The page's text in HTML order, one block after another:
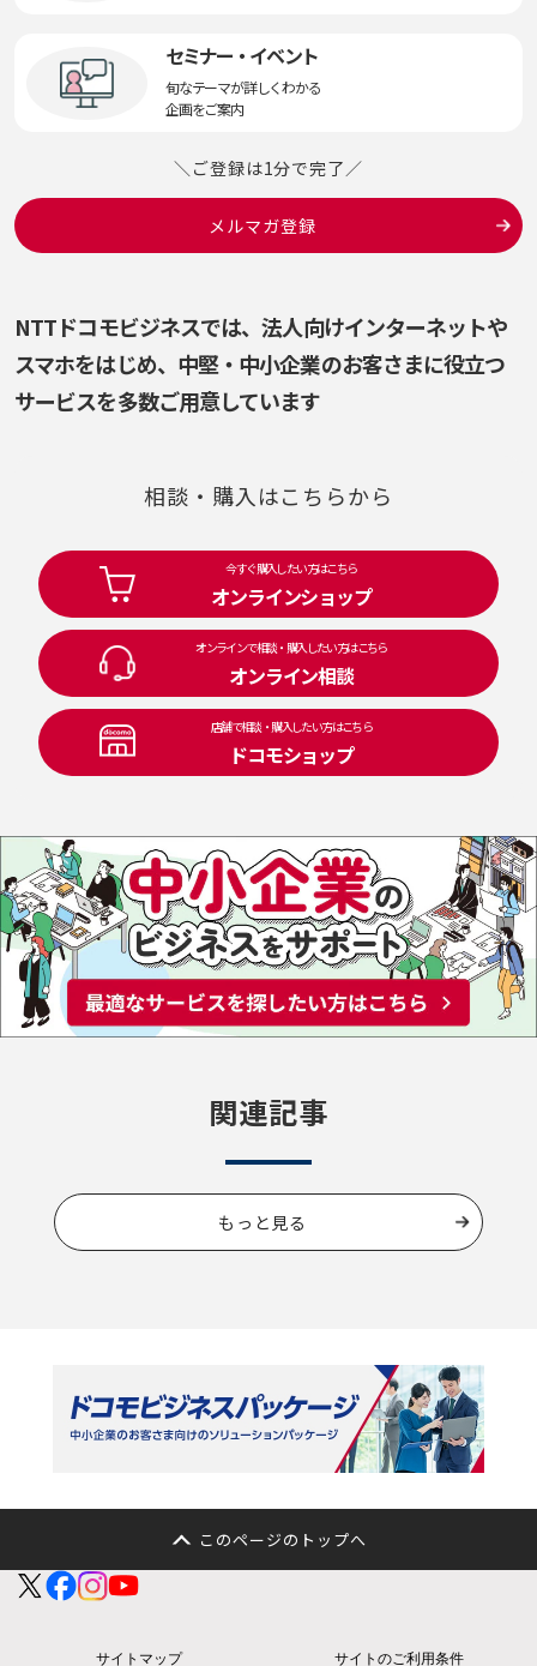
セミナー・イベント
旬なテーマが詳しくわかる
企画をご案内
＼ご登録は1分で完了／
メルマガ登録
NTTドコモビジネスでは、法人向けインターネットや
スマホをはじめ、 中堅・中小企業のお客さまに役立つ
サービスを多数ご用意しています
相談・購入はこちらから
今すぐ購入したい方はこちら
オンラインショップ
オンラインで相談・購入したい方はこちら
オンライン相談
店舗で相談・購入したい方はこちら
ドコモショップ
関連記事
もっと見る
このページのトップへ
サイトマップ サイトのご利用条件